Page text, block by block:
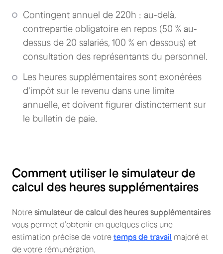
Contingent annuel de 220h : au-delà,
contrepartie obligatoire en repos (50 % au-
dessus de 20 salariés, 100 % en dessous) et
consultation des représentants du personnel.
Les heures supplémentaires sont exonérées
d'impôt sur le revenu dans une limite
annuelle, et doivent figurer distinctement sur
le bulletin de paie.
Comment utiliser le simulateur de
calcul des heures supplémentaires
Notre simulateur de calcul des heures supplémentaires
vous permet d’obtenir en quelques clics une
estimation précise de votre temps de travail majoré et
de votre rémunération.